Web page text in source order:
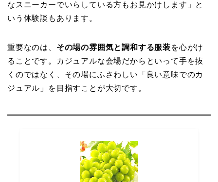
なスニーカーでいらしている方もお見かけします」と
いう体験談もあります。
重要なのは、 その場の雰囲気と調和する服装を心がけ
ることです。カジュアルな会場だからといって手を抜
くのではなく、その場にふさわしい「良い意味でのカ
ジュアル」を目指すことが大切です。